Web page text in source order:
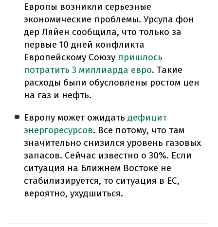
Европы возникли серьезные
экономические проблемы. Урсула фон
дер Ляйен сообщила, что только за
первые 10 дней конфликта
Европейскому Союзу пришлось
потратить 3 миллиарда евро. Такие
расходы были обусловлены ростом цен
на газ и нефть.
Европу может ожидатьдефицит
энергоресурсов. Все потому, что там
значительно снизился уровень газовых
запасов. Сейчас известно о 30%. Если
ситуация на Ближнем Востоке не
стабилизируется, то ситуация в ЕС,
вероятно, ухудшиться.